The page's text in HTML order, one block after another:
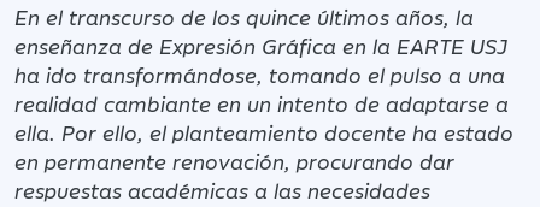
En el transcurso de los quince últimos años, la
enseñanza de Expresión Gráfica en la EARTE USJ
ha ido transformándose, tomando el pulso a una
realidad cambiante en un intento de adaptarse a
ella. Por ello, el planteamiento docente ha estado
en permanente renovación, procurando dar
respuestas académicas a las necesidades